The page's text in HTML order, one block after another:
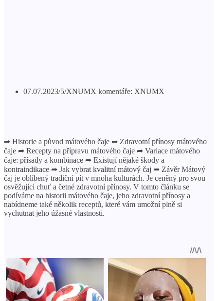
07.07.2023/5/XNUMX komentáře: XNUMX
➦ Historie a původ mátového čaje ➦ Zdravotní přínosy mátového
čaje ➦ Recepty na přípravu mátového čaje ➦ Variace mátového
čaje: přísady a kombinace ➦ Existují nějaké škody a
kontraindikace ➦ Jak vybrat kvalitní mátový čaj ➦ Závěr Mátový
čaj je oblíbený tradiční pít v mnoha kulturách. Je ceněný pro svou
osvěžující chuť a četné zdravotní přínosy. V tomto článku se
podíváme na historii mátového čaje, jeho zdravotní přínosy a
nabídneme také několik receptů, které vám umožní plně si
vychutnat jeho úžasné vlastnosti.